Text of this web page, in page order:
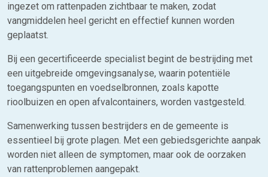
ingezet om rattenpaden zichtbaar te maken, zodat
vangmiddelen heel gericht en effectief kunnen worden
geplaatst.
Bij een gecertificeerde specialist begint de bestrijding met
een uitgebreide omgevingsanalyse, waarin potentiële
toegangspunten en voedselbronnen, zoals kapotte
rioolbuizen en open afvalcontainers, worden vastgesteld.
Samenwerking tussen bestrijders en de gemeente is
essentieel bij grote plagen. Met een gebiedsgerichte aanpak
worden niet alleen de symptomen, maar ook de oorzaken
van rattenproblemen aangepakt.